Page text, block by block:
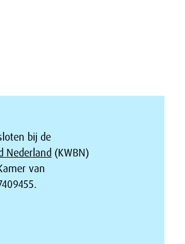
bij de
Nederland (KWBN)
van